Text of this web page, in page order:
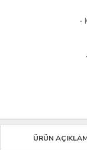
·
·
ÜRÜN